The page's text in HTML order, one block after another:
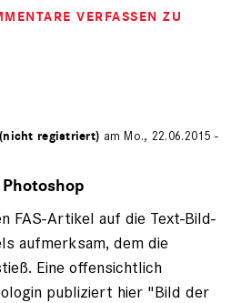
VERFASSEN ZU
registriert) am Mo., 22.06.2015 -
FAS-Artikel auf die Text-Bild-
aufmerksam, dem die
Eine offensichtlich
publiziert hier "Bild der